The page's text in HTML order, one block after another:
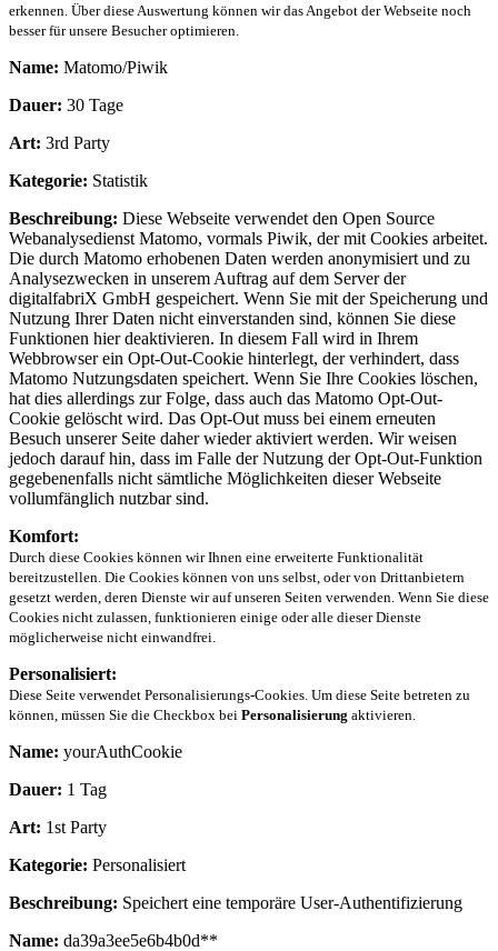
erkennen. Über diese Auswertung können wir das Angebot der Webseite noch
besser für unsere Besucher optimieren.
Name: Matomo/Piwik
Dauer: 30 Tage
Art: 3rd Party
Kategorie: Statistik
Beschreibung: Diese Webseite verwendet den Open Source
Webanalysedienst Matomo, vormals Piwik, der mit Cookies arbeitet.
Die durch Matomo erhobenen Daten werden anonymisiert und zu
Analysezwecken in unserem Auftrag auf dem Server der
digitalfabriX GmbH gespeichert. Wenn Sie mit der Speicherung und
Nutzung Ihrer Daten nicht einverstanden sind, können Sie diese
Funktionen hier deaktivieren. In diesem Fall wird in Ihrem
Webbrowser ein Opt-Out-Cookie hinterlegt, der verhindert, dass
Matomo Nutzungsdaten speichert. Wenn Sie Ihre Cookies löschen,
hat dies allerdings zur Folge, dass auch das Matomo Opt-Out-
Cookie gelöscht wird. Das Opt-Out muss bei einem erneuten
Besuch unserer Seite daher wieder aktiviert werden. Wir weisen
jedoch darauf hin, dass im Falle der Nutzung der Opt-Out-Funktion
gegebenenfalls nicht sämtliche Möglichkeiten dieser Webseite
vollumfänglich nutzbar sind.
Komfort:
Durch diese Cookies können wir Ihnen eine erweiterte Funktionalität
bereitzustellen. Die Cookies können von uns selbst, oder von Drittanbietern
gesetzt werden, deren Dienste wir auf unseren Seiten verwenden. Wenn Sie diese
Cookies nicht zulassen, funktionieren einige oder alle dieser Dienste
möglicherweise nicht einwandfrei.
Personalisiert:
Diese Seite verwendet Personalisierungs-Cookies. Um diese Seite betreten zu
können, müssen Sie die Checkbox bei Personalisierung aktivieren.
Name: yourAuthCookie
Dauer: 1 Tag
Art: 1st Party
Kategorie: Personalisiert
Beschreibung: Speichert eine temporäre User-Authentifizierung
Name: da39a3ee5e6b4b0d**